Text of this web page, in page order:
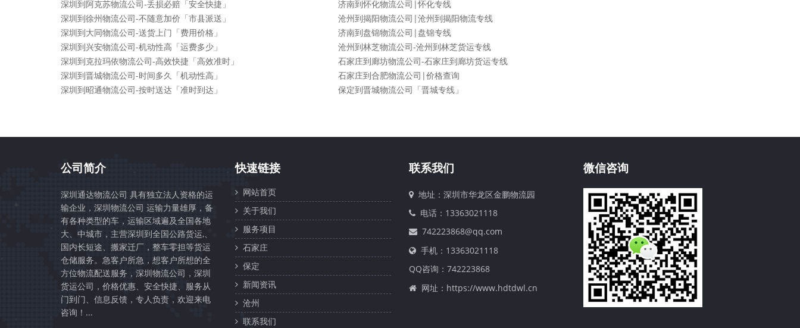
深圳到阿克苏物流公司-丢损必赔「安全快捷」
深圳到徐州物流公司-不随意加价「市县派送」
深圳到大同物流公司-送货上门「费用价格」
深圳到兴安物流公司-机动性高「运费多少」
深圳到克拉玛依物流公司-高效快捷「高效准时」
深圳到晋城物流公司-时间多久「机动性高」
深圳到昭通物流公司-按时送达「准时到达」
济南到怀化物流公司|怀化专线
沧州到揭阳物流公司|沧州到揭阳物流专线
济南到盘锦物流公司|盘锦专线
沧州到林芝物流公司-沧州到林芝货运专线
石家庄到廊坊物流公司-石家庄到廊坊货运专线
石家庄到合肥物流公司|价格查询
保定到晋城物流公司「晋城专线」
公司简介
深圳通达物流公司 具有独立法人资格的运
输企业，深圳物流公司 运输力量雄厚，备
有各种类型的车，运输区域遍及全国各地
大、中城市，主营深圳到全国公路货运,、
国内长短途、搬家迁厂，整车零担等货运
仓储服务。急客户所急，想客户所想的全
方位物流配送服务，深圳物流公司，深圳
货运公司，价格优惠、安全快捷、服务从
门到门、信息反馈，专人负责，欢迎来电
咨询！...
快速链接
网站首页
关于我们
服务项目
石家庄
保定
新闻资讯
沧州
联系我们
联系我们
地址：深圳市华龙区金鹏物流园
电话：13363021118
742223868@qq.com
手机：13363021118
QQ咨询： 742223868
网址：https://www.hdtdwl.cn
微信咨询